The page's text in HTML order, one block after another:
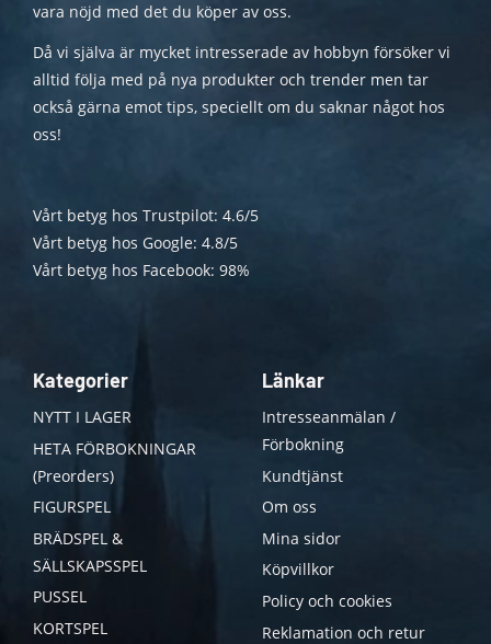
vara nöjd med det du köper av oss.
Då vi själva är mycket intresserade av hobbyn försöker vi
alltid följa med på nya produkter och trender men tar
också gärna emot tips, speciellt om du saknar något hos
oss!
Vårt betyg hos Trustpilot: 4.6/5
Vårt betyg hos Google: 4.8/5
Vårt betyg hos Facebook: 98%
Kategorier
NYTT I LAGER
HETA FÖRBOKNINGAR
(Preorders)
FIGURSPEL
BRÄDSPEL &
SÄLLSKAPSSPEL
PUSSEL
KORTSPEL
Länkar
Intresseanmälan /
Förbokning
Kundtjänst
Om oss
Mina sidor
Köpvillkor
Policy och cookies
Reklamation och retur